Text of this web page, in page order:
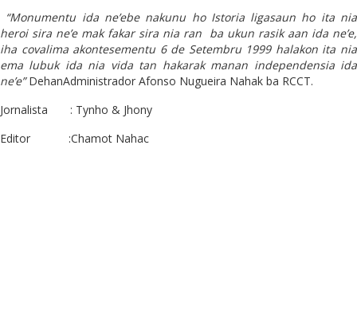
“Monumentu ida ne’ebe nakunu ho Istoria ligasaun ho ita nia
heroi sira ne’e mak fakar sira nia ran ba ukun rasik aan ida ne’e,
iha covalima akontesementu 6 de Setembru 1999 halakon ita nia
ema lubuk ida nia vida tan hakarak manan independensia ida
ne’e”DehanAdministrador Afonso Nugueira Nahak ba RCCT.
Jornalista : Tynho & Jhony
Editor :Chamot Nahac